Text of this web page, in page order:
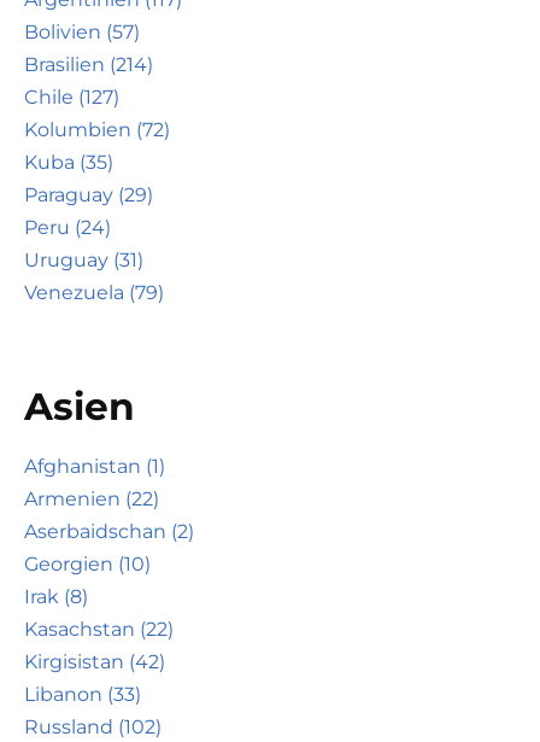
Bolivien (57)
Brasilien (214)
Chile (127)
Kolumbien (72)
Kuba (35)
Paraguay (29)
Peru (24)
Uruguay (31)
Venezuela (79)
Asien
Afghanistan (1)
Armenien (22)
Aserbaidschan (2)
Georgien (10)
Irak (8)
Kasachstan (22)
Kirgisistan (42)
Libanon (33)
Russland (102)